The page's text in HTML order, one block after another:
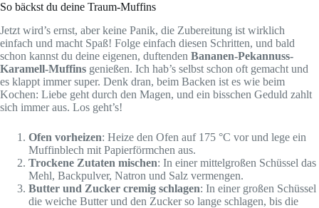
So bäckst du deine Traum-Muffins
Jetzt wird’s ernst, aber keine Panik, die Zubereitung ist wirklich
einfach und macht Spaß! Folge einfach diesen Schritten, und bald
schon kannst du deine eigenen, duftenden Bananen-Pekannuss-
Karamell-Muffins genießen. Ich hab’s selbst schon oft gemacht und
es klappt immer super. Denk dran, beim Backen ist es wie beim
Kochen: Liebe geht durch den Magen, und ein bisschen Geduld zahlt
sich immer aus. Los geht’s!
Ofen vorheizen: Heize den Ofen auf 175 °C vor und lege ein
Muffinblech mit Papierförmchen aus.
Trockene Zutaten mischen: In einer mittelgroßen Schüssel das
Mehl, Backpulver, Natron und Salz vermengen.
Butter und Zucker cremig schlagen: In einer großen Schüssel
die weiche Butter und den Zucker so lange schlagen, bis die